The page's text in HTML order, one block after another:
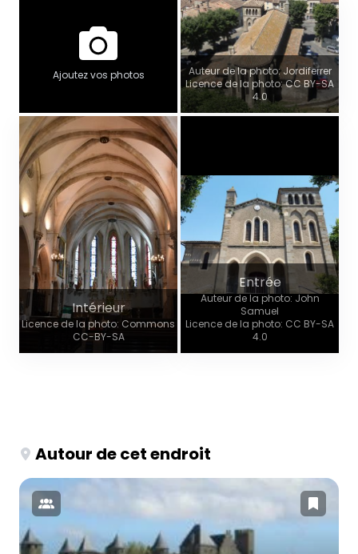
Ajoutez vos photos
Auteur de la photo: Jordiferrer
Licence de la photo: CC BY-SA
4.0
Intérieur
Licence de la photo: Commons
CC-BY-SA
Entrée
Auteur de la photo: John
Samuel
Licence de la photo: CC BY-SA
4.0
Autour de cet endroit